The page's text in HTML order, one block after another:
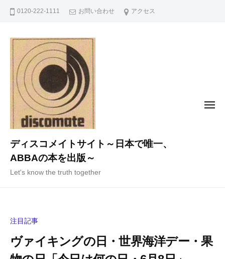
0120-222-1111 お問い合わせ アクセス
ディスコメイトサイト～日本で唯一、
ABBAの本を出版～
Let's know the truth together
メ
注目記事
ヴァイキングの日・世界海洋デー・果